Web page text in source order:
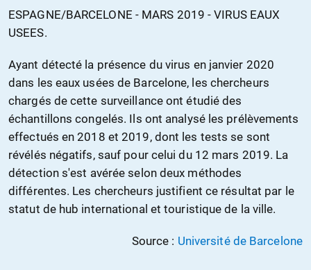
ESPAGNE/BARCELONE - MARS 2019 - VIRUS EAUX
USEES.
Ayant détecté la présence du virus en janvier 2020
dans les eaux usées de Barcelone, les chercheurs
chargés de cette surveillance ont étudié des
échantillons congelés. Ils ont analysé les prélèvements
effectués en 2018 et 2019, dont les tests se sont
révélés négatifs, sauf pour celui du 12 mars 2019. La
détection s'est avérée selon deux méthodes
différentes. Les chercheurs justifient ce résultat par le
statut de hub international et touristique de la ville.
Source : Université de Barcelone